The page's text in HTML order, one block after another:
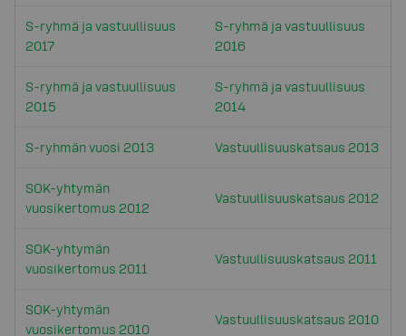
S-ryhmä ja vastuullisuus
2017
S-ryhmä ja vastuullisuus
2016
S-ryhmä ja vastuullisuus
2015
S-ryhmä ja vastuullisuus
2014
S-ryhmän vuosi 2013 Vastuullisuuskatsaus 2013
SOK-yhtymän
vuosikertomus 2012
Vastuullisuuskatsaus 2012
SOK-yhtymän
vuosikertomus 2011
Vastuullisuuskatsaus 2011
SOK-yhtymän
vuosikertomus 2010
Vastuullisuuskatsaus 2010